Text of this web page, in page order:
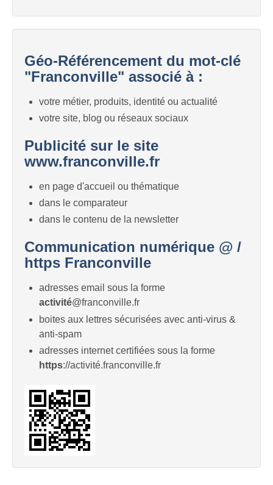
Géo-Référencement du mot-clé
"Franconville" associé à :
votre métier, produits, identité ou actualité
votre site, blog ou réseaux sociaux
Publicité sur le site
www.franconville.fr
en page d'accueil ou thématique
dans le comparateur
dans le contenu de la newsletter
Communication numérique @ /
https Franconville
adresses email sous la forme
activité@franconville.fr
boites aux lettres sécurisées avec anti-virus &
anti-spam
adresses internet certifiées sous la forme
https://activité.franconville.fr